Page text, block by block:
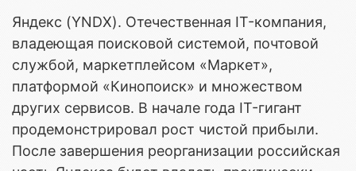
Яндекс (YNDX). Отечественная IT-компания,
владеющая поисковой системой, почтовой
службой, маркетплейсом «Маркет»,
платформой «Кинопоиск» и множеством
других сервисов. В начале года IT-гигант
продемонстрировал рост чистой прибыли.
После завершения реорганизации российская